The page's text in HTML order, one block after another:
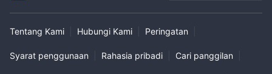
Tentang Kami Hubungi Kami Peringatan
Syarat penggunaan Rahasia pribadi Cari panggilan